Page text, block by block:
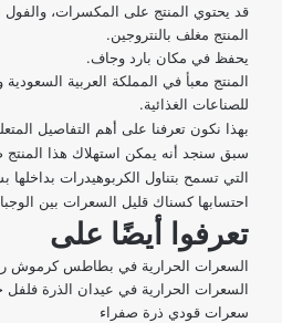
قد يحتوي المنتج على المكسرات، والفول
المنتج مغلف بالنتروجين.
يحفظ في مكان بارد وجاف.
المنتج معبأ في المملكة العربية
للصناعات الغذائية.
بهذا نكون تعرفنا على أهم التفاصيل
سبق سنجد أنه يمكن استهلاك هذا المنتج
التي تسمح بتناول الكربوهيدرات
احتسابها كسناك قليل السعرات بين
تعرفوا أيضًا على
السعرات الحرارية في بطاطس كرموش
السعرات الحرارية في عيدان الذرة فلفل
سعرات قودي ذرة صفراء